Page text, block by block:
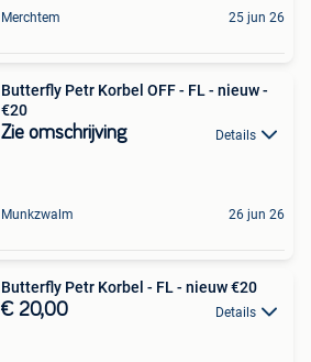
Merchtem 25 jun 26
Butterfly Petr Korbel OFF - FL - nieuw -
€20
Zie omschrijving Details
Munkzwalm 26 jun 26
Butterfly Petr Korbel - FL - nieuw €20
€ 20,00 Details